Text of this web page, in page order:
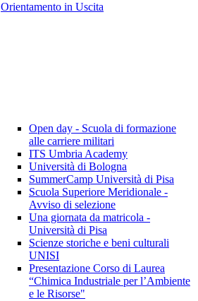
Orientamento in Uscita
Open day - Scuola di formazione
alle carriere militari
ITS Umbria Academy
Università di Bologna
SummerCamp Università di Pisa
Scuola Superiore Meridionale -
Avviso di selezione
Una giornata da matricola -
Università di Pisa
Scienze storiche e beni culturali
UNISI
Presentazione Corso di Laurea
“Chimica Industriale per l’Ambiente
e le Risorse"